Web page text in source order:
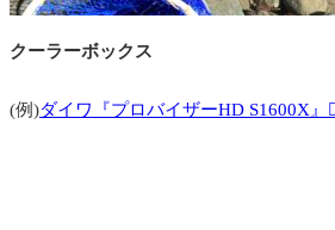
クーラーボックス
(例)ダイワ『プロバイザーHD S1600X』